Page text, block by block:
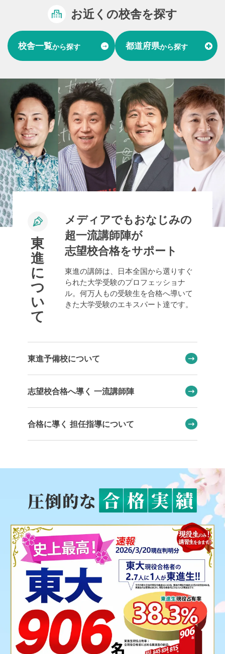
お近くの校舎を探す
校舎一覧から探す 都道府県から探す
東海 愛知県 岐阜県
関西 大阪府 兵庫県
中国 山口県
九州 福岡県 熊本県 長崎県
東
進
に
つ
い
て
メディアでもおなじみの
超一流講師陣が
志望校合格をサポート
東進の講師は、日本全国から選りすぐ
られた大学受験のプロフェッショナ
ル。何万人もの受験生を合格へ導いて
きた大学受験のエキスパート達です。
東進予備校について
志望校合格へ導く 一流講師陣
合格に導く 担任指導について